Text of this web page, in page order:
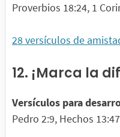
Proverbios 18:24, 1
28 versículos de
12. ¡Marca la
Versículos para
Pedro 2:9, Hechos